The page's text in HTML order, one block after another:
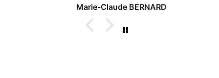
Marie-Claude BERNARD